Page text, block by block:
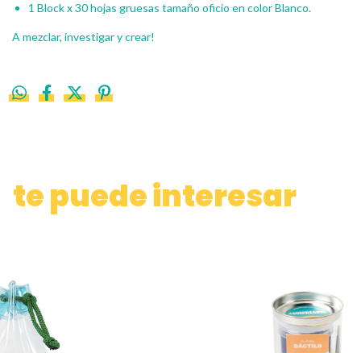
1 Block x 30 hojas gruesas tamaño oficio en color Blanco.
A mezclar, investigar y crear!
te puede interesar